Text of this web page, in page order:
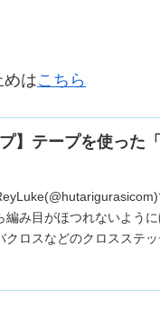
めはこちら
プ】テープを使った
編み目がほつれないよう
クロスなどのクロスステッ